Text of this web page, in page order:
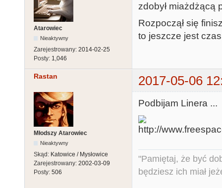
Atarowiec
Nieaktywny
Zarejestrowany: 2014-02-25
Posty: 1,046
zdobył miażdżącą
Rozpoczął się
to jeszcze jest
Rastan 2017-05-06
Młodszy Atarowiec
Nieaktywny
Skąd: Katowice / Mysłowice
Zarejestrowany: 2002-03-09
Posty: 506
Podbijam Linera ...
"Pamiętaj, że być
będziesz ich miał